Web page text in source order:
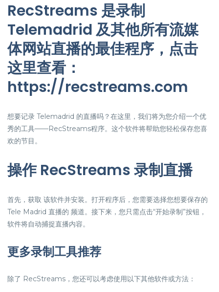
RecStreams 是录制
Telemadrid 及其他所有流媒
体网站直播的最佳程序，点击
这里查看：
https://recstreams.com
想要记录 Telemadrid 的直播吗？在这里，我们将为您介绍一个优
秀的工具——RecStreams程序。这个软件将帮助您轻松保存您喜
欢的节目。
操作 RecStreams 录制直播
首先，获取 该软件并安装。打开程序后，您需要选择您想要保存的
Tele Madrid 直播的 频道。接下来，您只需点击“开始录制”按钮，
软件将自动捕捉直播内容。
更多录制工具推荐
除了 RecStreams，您还可以考虑使用以下其他软件或方法：